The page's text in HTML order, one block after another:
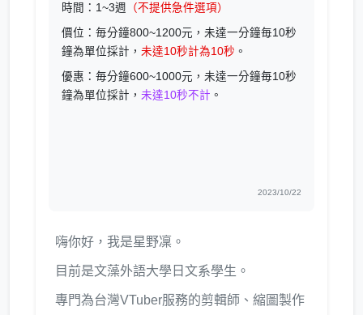
時間：1~3週 （不提供急件選項）
價位：毎分鐘800~1200元，未達一分鐘毎10秒
鐘為單位採計， 未達10秒計為10秒 。
優惠：毎分鐘600~1000元，未達一分鐘毎10秒
鐘為單位採計， 未達10秒不計 。
2023/10/22
嗨你好，我是星野凜。
目前是文藻外語大學日文系學生。
專門為台灣VTuber服務的剪輯師、縮圖製作